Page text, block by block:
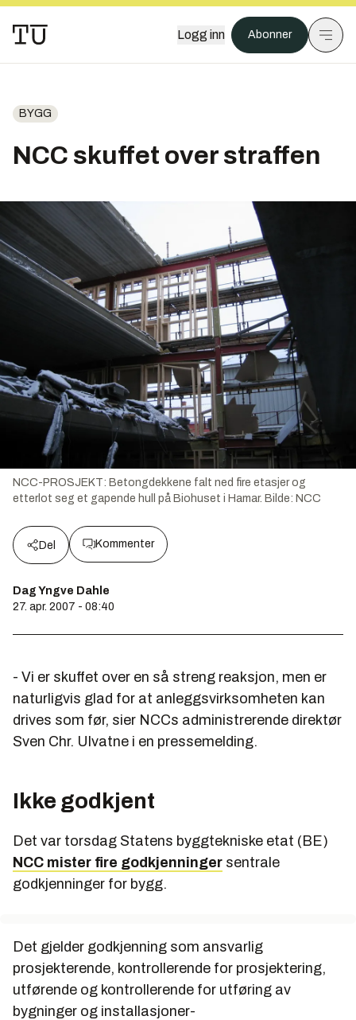
Logg inn Abonner
BYGG
NCC skuffet over straffen
NCC-PROSJEKT: Betongdekkene falt ned fire etasjer og
etterlot seg et gapende hull på Biohuset i Hamar. Bilde: NCC
Del Kommenter
Dag Yngve Dahle
27. apr. 2007 - 08:40
- Vi er skuffet over en så streng reaksjon, men er
naturligvis glad for at anleggsvirksomheten kan
drives som før, sier NCCs administrerende direktør
Sven Chr. Ulvatne i en pressemelding.
Ikke godkjent
Det var torsdag Statens byggtekniske etat (BE)
NCC mister fire godkjenninger sentrale
godkjenninger for bygg.
Det gjelder godkjenning som ansvarlig
prosjekterende, kontrollerende for prosjektering,
utførende og kontrollerende for utføring av
bygninger og installasjoner-